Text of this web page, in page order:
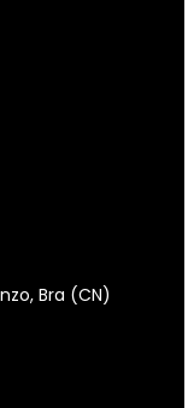
Bra (CN)